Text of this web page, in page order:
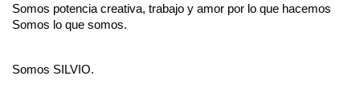
Somos potencia creativa, trabajo y amor por lo que hacemos
Somos lo que somos.
Somos SILVIO.